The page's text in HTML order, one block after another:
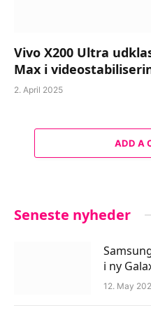
Vivo X200 Ultra
Max i
2. April 2025
ADD A
Seneste nyheder
i ny
12. May